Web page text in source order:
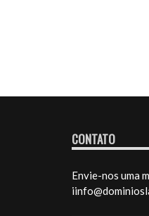
CONTATO
Envie-nos uma